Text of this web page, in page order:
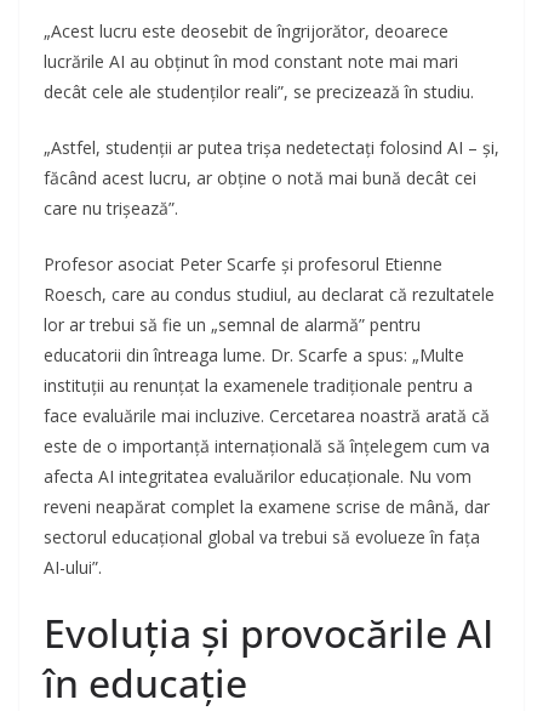
„Acest lucru este deosebit de îngrijorător, deoarece
lucrările AI au obținut în mod constant note mai mari
decât cele ale studenților reali”, se precizează în studiu.
„Astfel, studenții ar putea trișa nedetectați folosind AI – și,
făcând acest lucru, ar obține o notă mai bună decât cei
care nu trișează”.
Profesor asociat Peter Scarfe și profesorul Etienne
Roesch, care au condus studiul, au declarat că rezultatele
lor ar trebui să fie un „semnal de alarmă” pentru
educatorii din întreaga lume. Dr. Scarfe a spus: „Multe
instituții au renunțat la examenele tradiționale pentru a
face evaluările mai incluzive. Cercetarea noastră arată că
este de o importanță internațională să înțelegem cum va
afecta AI integritatea evaluărilor educaționale. Nu vom
reveni neapărat complet la examene scrise de mână, dar
sectorul educațional global va trebui să evolueze în fața
AI-ului”.
Evoluția și provocările AI
în educație